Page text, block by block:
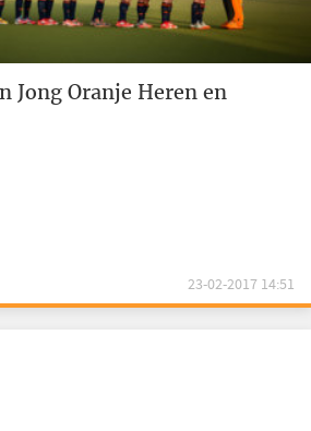
Jong Oranje Heren en
23-02-2017 14:51